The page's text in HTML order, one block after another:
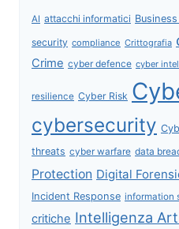
AI attacchi informatici
security compliance Crittografia
Crime cyber defence cyber
resilience Cyber Risk
cybersecurity
threats cyber warfare data
Protection Digital
Incident Response information
critiche Intelligenza